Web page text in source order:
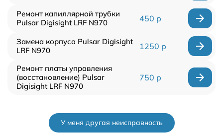
Ремонт капиллярной трубки
Pulsar Digisight LRF N970
450 р
Замена корпуса Pulsar Digisight
LRF N970
1250 р
Ремонт платы управления
(восстановление) Pulsar
Digisight LRF N970
750 р
У меня другая неисправность